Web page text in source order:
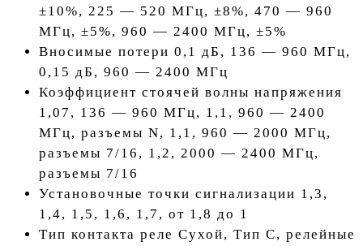
±10%, 225 — 520 МГц, ±8%, 470 — 960
МГц, ±5%, 960 — 2400 МГц, ±5%
Вносимые потери 0,1 дБ, 136 — 960 МГц,
0,15 дБ, 960 — 2400 МГц
Коэффициент стоячей волны напряжения
1,07, 136 — 960 МГц, 1,1, 960 — 2400
МГц, разъемы N, 1,1, 960 — 2000 МГц,
разъемы 7/16, 1,2, 2000 — 2400 МГц,
разъемы 7/16
Установочные точки сигнализации 1,3,
1,4, 1,5, 1,6, 1,7, от 1,8 до 1
Тип контакта реле Сухой, Тип C, релейные